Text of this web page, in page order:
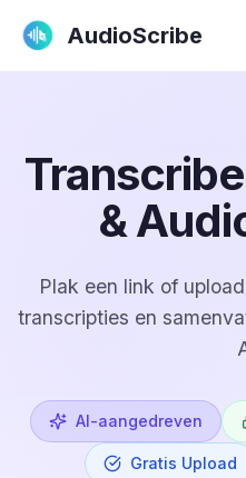
AudioScribe
&
Plak een link of
transcripties en
AI-aangedreven
Gratis Upload